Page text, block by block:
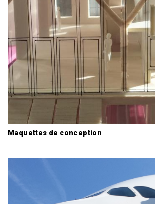
Maquettes de conception